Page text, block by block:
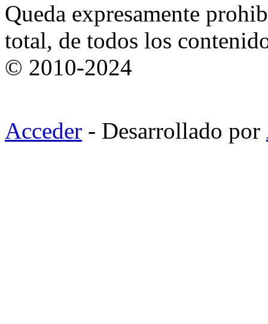
Queda expresamente
total, de todos los
© 2010-2024
Acceder - Desarrollado por